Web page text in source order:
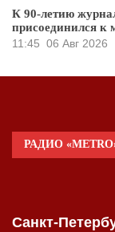
К 90-летию
присоединился к
11:45 06 Авг 2026
РАДИО
Санкт-